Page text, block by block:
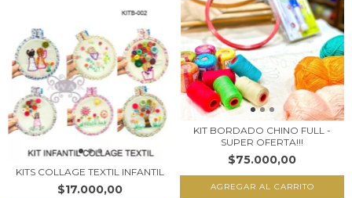
KITS COLLAGE TEXTIL INFANTIL
$17.000,00
KIT BORDADO CHINO FULL -
SUPER OFERTA!!!
$75.000,00